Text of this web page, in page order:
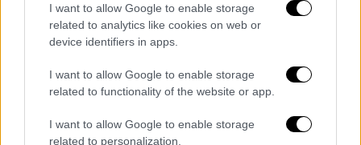
I want to allow Google to enable storage
related to analytics like cookies on web or
device identifiers in apps.
I want to allow Google to enable storage
related to functionality of the website or app.
I want to allow Google to enable storage
related to personalization.
Χαρακτηρίζει σημαντικό το γεγονός ότι
την απόφαση αυτή, δεν επηρεάζεται καμία
υφιστάμενη οικοδομή
(πλην όσων
αποτελούν, ήδη, αντικείμενο προσφυγής),
οποιονδήποτε τρόπο έχουν αρχίσει οι